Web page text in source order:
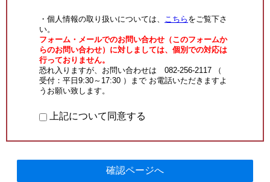
・個人情報の取り扱いについては、 こちら をご覧下さ
い。
フォーム・メールでのお問い合わせ（このフォームか
らのお問い合わせ）に対しましては、個別での対応は
行っておりません。
恐れ入りますが、お問い合わせは 082-256-2117 （
受付：平日9:30～17:30 ）まで お電話いただきますよ
うお願い致します。
上記について同意する
確認ページへ